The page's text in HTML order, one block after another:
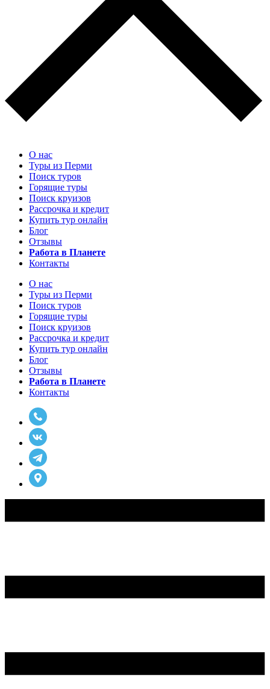
О нас
Туры из Перми
Поиск туров
Горящие туры
Поиск круизов
Рассрочка и кредит
Купить тур онлайн
Блог
Отзывы
Работа в Планете
Контакты
О нас
Туры из Перми
Поиск туров
Горящие туры
Поиск круизов
Рассрочка и кредит
Купить тур онлайн
Блог
Отзывы
Работа в Планете
Контакты